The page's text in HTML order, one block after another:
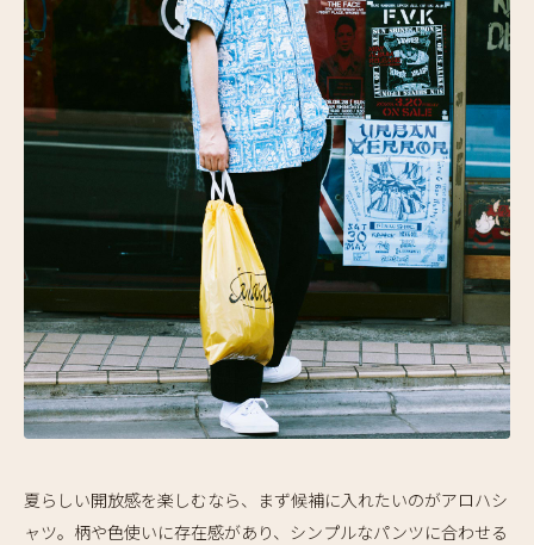
夏らしい開放感を楽しむなら、まず候補に入れたいのがアロハシ
ャツ。柄や色使いに存在感があり、シンプルなパンツに合わせる